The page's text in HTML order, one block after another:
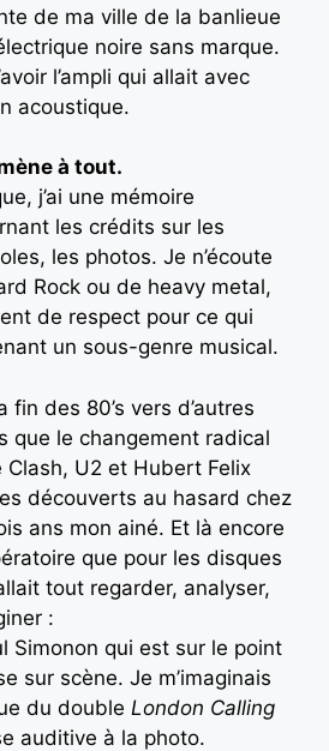
de ma ville de la banlieue
noire sans marque.
l’ampli qui allait avec
acoustique.
à tout.
j’ai une mémoire
les crédits sur les
les photos. Je n’écoute
Rock ou de heavy metal,
de respect pour ce qui
un sous-genre musical.
fin des 80’s vers d’autres
que le changement radical
Clash, U2 et Hubert Felix
découverts au hasard chez
ans mon ainé. Et là encore
que pour les disques
tout regarder, analyser,
:
Simonon qui est sur le point
sur scène. Je m’imaginais
du double London Calling
auditive à la photo.